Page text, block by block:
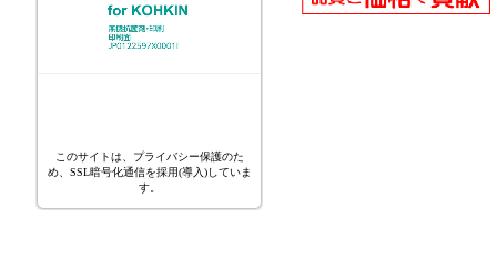
このサイトは、プライバシー保護のた
め、SSL暗号化通信を採用(導入)していま
す。